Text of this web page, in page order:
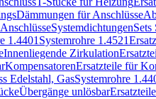
Dämmungen für Anschlüsse
Systemdichtungen
1.4401 Systemrohre 1.4521
Innenliegende Zirkulation
KompensatorenErsatzteile für
Edelstahl, GasSystemrohre
Übergänge unlösbar